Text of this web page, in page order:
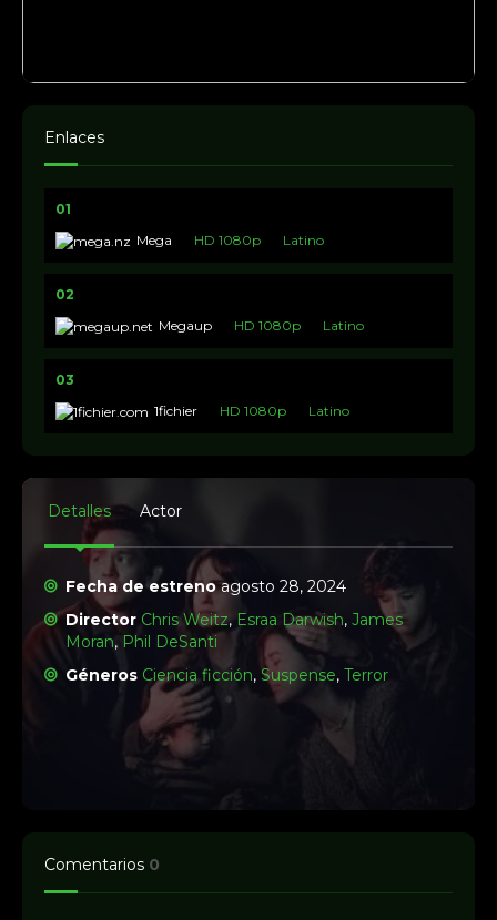
Enlaces
01
Mega
HD 1080p Latino
02
Megaup
HD 1080p Latino
03
1fichier
HD 1080p Latino
Detalles Actor
Fecha de estrenoagosto 28, 2024
Director Chris Weitz,Esraa Darwish,James
Moran, Phil DeSanti
Géneros Ciencia ficción,Suspense,Terror
Comentarios 0